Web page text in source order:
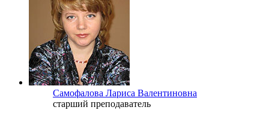
Самофалова Лариса Валентиновна
старший преподаватель